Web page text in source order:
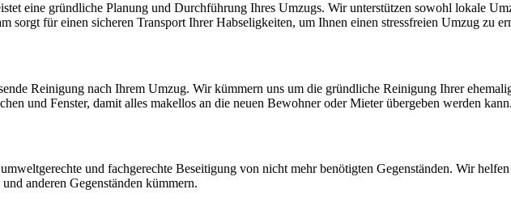
eine gründliche Planung und Durchführung Ihres Umzugs. Wir unterstützen sowohl lokale
sorgt für einen sicheren Transport Ihrer Habseligkeiten, um Ihnen einen stressfreien Umzug zu
Reinigung nach Ihrem Umzug. Wir kümmern uns um die gründliche Reinigung Ihrer
und Fenster, damit alles makellos an die neuen Bewohner oder Mieter übergeben werden kann.
und fachgerechte Beseitigung von nicht mehr benötigten Gegenständen. Wir
anderen Gegenständen kümmern.